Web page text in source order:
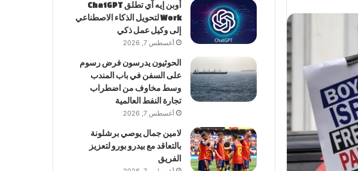
أوبن إيه آي تطلق ChatGPT
Work لتحويل الذكاء الاصطناعي
إلى وكيل عمل ذكي
أغسطس 7, 2026
الحوثيون يدرسون فرض رسوم
على السفن في باب المندب
وسط مخاوف من اضطراب
تجارة النفط العالمية
أغسطس 7, 2026
لامين جمال يوصي برشلونة
بالتعاقد مع بيدرو بورو لتعزيز
الفريق